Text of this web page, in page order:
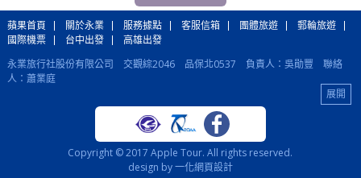
蘋果首頁 關於永業 服務據點 客服信箱 團體旅遊
郵輪旅遊
國際機票
台中出發
高雄出發
永業旅行社股份有限公司 交觀綜2046 品保北0537 負責人：吳勛豐 聯絡
人：蕭業庭
蘋果旅行社股份有限公司 交觀甲6350 品保北1305 負責人：侯孝祥 聯絡
國際機票：(02)2515-5990 國際訂房、各國自由行：(02)2502-5110 郵輪旅
總 公 司：(02)2515-5998 台 中：(04)2206-5888 高 雄：(07)291-9988
台北總公司：104 台北市中山區建國北路2段33號15樓之6
Copyright © 2017 Apple Tour. All rights reserved.
design by 一化網頁設計